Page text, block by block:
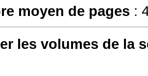
moyen de pages :
les volumes de la